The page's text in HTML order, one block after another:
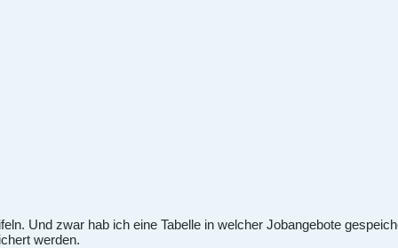
Und zwar hab ich eine Tabelle in welcher Jobangebote
werden.